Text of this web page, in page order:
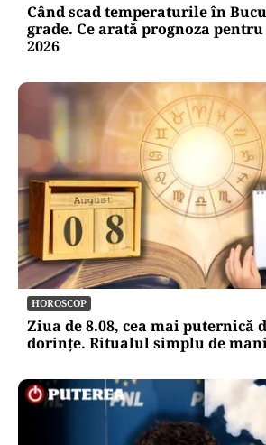
Când scad temperaturile în
grade. Ce arată prognoza
2026
HOROSCOP
Ziua de 8.08, cea mai puternică
dorințe. Ritualul simplu de